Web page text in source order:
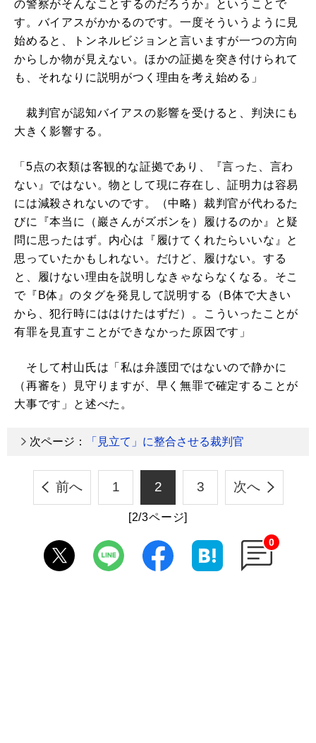
の警察がそんなことするのだろうか』ということで
す。バイアスがかかるのです。一度そういうように見
始めると、トンネルビジョンと言いますが一つの方向
からしか物が見えない。ほかの証拠を突き付けられて
も、それなりに説明がつく理由を考え始める」
裁判官が認知バイアスの影響を受けると、判決にも
大きく影響する。
「5点の衣類は客観的な証拠であり、『言った、言わ
ない』ではない。物として現に存在し、証明力は容易
には減殺されないのです。（中略）裁判官が代わるた
びに『本当に（巖さんがズボンを）履けるのか』と疑
問に思ったはず。内心は『履けてくれたらいいな』と
思っていたかもしれない。だけど、履けない。する
と、履けない理由を説明しなきゃならなくなる。そこ
で『B体』のタグを発見して説明する（B体で大きい
から、犯行時にははけたはずだ）。こういったことが
有罪を見直すことができなかった原因です」
そして村山氏は「私は弁護団ではないので静かに
（再審を）見守りますが、早く無罪で確定することが
大事です」と述べた。
次ページ： 「見立て」に整合させる裁判官
前へ 1 2 3 次へ
[2/3ページ]
0